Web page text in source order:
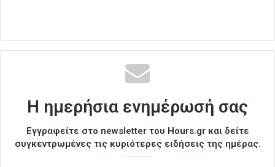
Η ημερήσια ενημέρωσή σας
Εγγραφείτε στο newsletter του Hours.gr και δείτε
συγκεντρωμένες τις κυριότερες ειδήσεις της ημέρας.